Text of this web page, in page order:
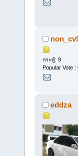
กระทู้: 9
Popular Vote :
eddza